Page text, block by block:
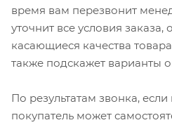
время вам перезвонит
уточнит все условия заказа,
касающиеся качества
также подскажет варианты
По результатам звонка,
покупатель может